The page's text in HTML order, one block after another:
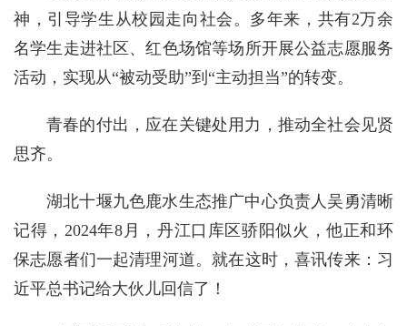
神，引导学生从校园走向社会。多年来，共有2万余
名学生走进社区、红色场馆等场所开展公益志愿服务
活动，实现从“被动受助”到“主动担当”的转变。
青春的付出，应在关键处用力，推动全社会见贤
思齐。
湖北十堰九色鹿水生态推广中心负责人吴勇清晰
记得，2024年8月，丹江口库区骄阳似火，他正和环
保志愿者们一起清理河道。就在这时，喜讯传来：习
近平总书记给大伙儿回信了！